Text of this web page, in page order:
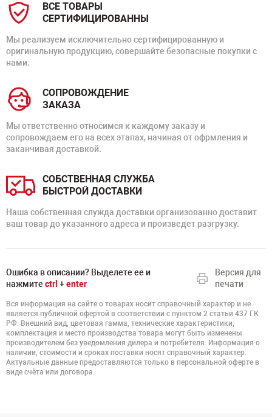
ВСЕ ТОВАРЫ
СЕРТИФИЦИРОВАННЫ
Мы реализуем исключительно сертифицированную и
оригинальную продукцию, совершайте безопасные покупки с
нами.
СОПРОВОЖДЕНИЕ
ЗАКАЗА
Мы ответственно относимся к каждому заказу и
сопровождаем его на всех этапах, начиная от офрмления и
заканчивая доставкой.
СОБСТВЕННАЯ СЛУЖБА
БЫСТРОЙ ДОСТАВКИ
Наша собственная служда доставки организованно доставит
ваш товар до указанного адреса и произведет разгрузку.
Ошибка в описании? Выделете ее и
нажмите ctrl +enter
Версия для
печати
Вся информация на сайте о товарах носит справочный характер и не
является публичной офертой в соответствии с пунктом 2 статьи 437 ГК
РФ. Внешний вид, цветовая гамма, технические характеристики,
комплектация и место производства товара могут быть изменены
производителем без уведомления дилера и потребителя. Информация о
наличии, стоимости и сроках поставки носят справочный характер.
Актуальные данные предоставляются только в персональной оферте в
виде счёта или договора.